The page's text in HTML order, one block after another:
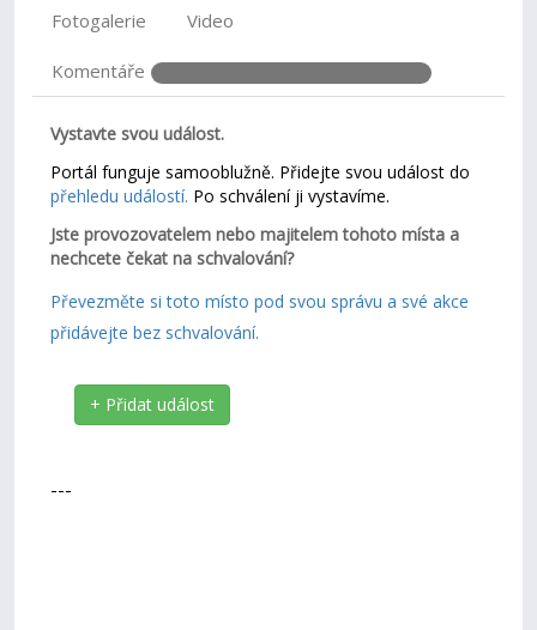
Fotogalerie Video
Komentáře
Vystavte svou událost.
Portál funguje samooblužně. Přidejte svou událost do
přehledu událostí. Po schválení ji vystavíme.
Jste provozovatelem nebo majitelem tohoto místa a
nechcete čekat na schvalování?
Převezměte si toto místo pod svou správu a své akce
přidávejte bez schvalování.
+ Přidat událost
---